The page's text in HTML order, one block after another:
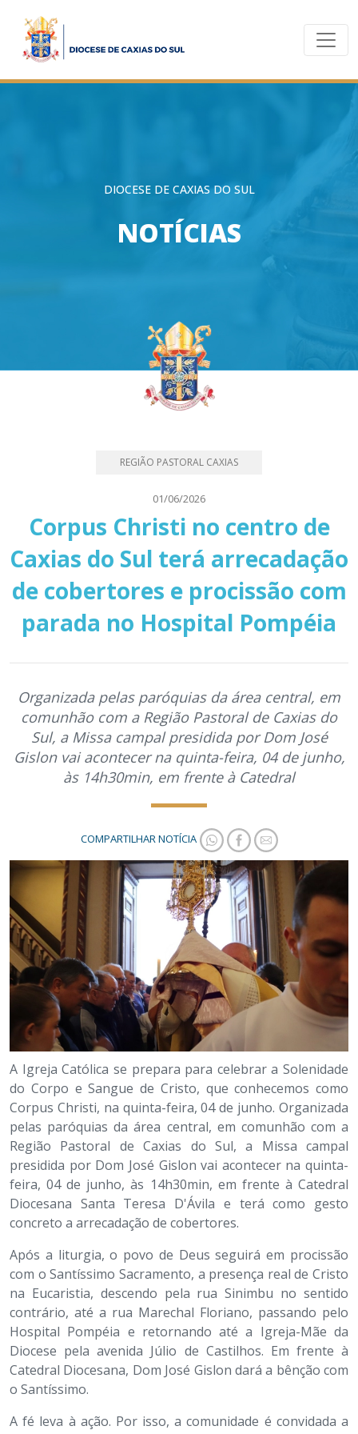
DIOCESE DE CAXIAS DO SUL
NOTÍCIAS
REGIÃO PASTORAL CAXIAS
01/06/2026
Corpus Christi no centro de
Caxias do Sul terá arrecadação
de cobertores e procissão com
parada no Hospital Pompéia
Organizada pelas paróquias da área central, em
comunhão com a Região Pastoral de Caxias do
Sul, a Missa campal presidida por Dom José
Gislon vai acontecer na quinta-feira, 04 de junho,
às 14h30min, em frente à Catedral
COMPARTILHAR NOTÍCIA
A Igreja Católica se prepara para celebrar a Solenidade
do Corpo e Sangue de Cristo, que conhecemos como
Corpus Christi, na quinta-feira, 04 de junho. Organizada
pelas paróquias da área central, em comunhão com a
Região Pastoral de Caxias do Sul, a Missa campal
presidida por Dom José Gislon vai acontecer na quinta-
feira, 04 de junho, às 14h30min, em frente à Catedral
Diocesana Santa Teresa D'Ávila e terá como gesto
concreto a arrecadação de cobertores.
Após a liturgia, o povo de Deus seguirá em procissão
com o Santíssimo Sacramento, a presença real de Cristo
na Eucaristia, descendo pela rua Sinimbu no sentido
contrário, até a rua Marechal Floriano, passando pelo
Hospital Pompéia e retornando até a Igreja-Mãe da
Diocese pela avenida Júlio de Castilhos. Em frente à
Catedral Diocesana, Dom José Gislon dará a bênção com
o Santíssimo.
A fé leva à ação. Por isso, a comunidade é convidada a